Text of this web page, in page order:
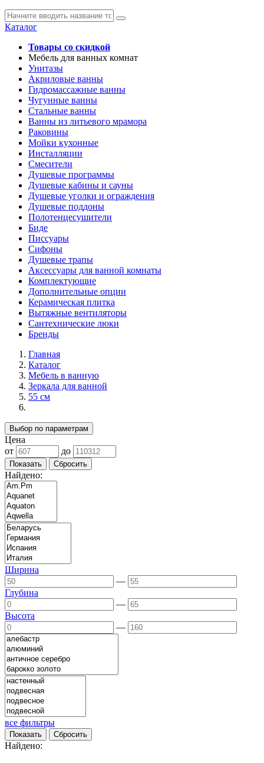
Каталог
Товары со скидкой
Мебель для ванных комнат
Унитазы
Акриловые ванны
Гидромассажные ванны
Чугунные ванны
Стальные ванны
Ванны из литьевого мрамора
Раковины
Мойки кухонные
Инсталляции
Смесители
Душевые программы
Душевые кабины и сауны
Душевые уголки и ограждения
Душевые поддоны
Полотенцесушители
Биде
Писсуары
Сифоны
Душевые трапы
Аксессуары для ванной комнаты
Комплектующие
Дополнительные опции
Керамическая плитка
Вытяжные вентиляторы
Сантехнические люки
Бренды
Главная
Каталог
Мебель в ванную
Зеркала для ванной
55 см
Выбор по параметрам
Цена
от
до
Найдено:
Ширина
—
Глубина
—
Высота
—
все фильтры
Найдено: